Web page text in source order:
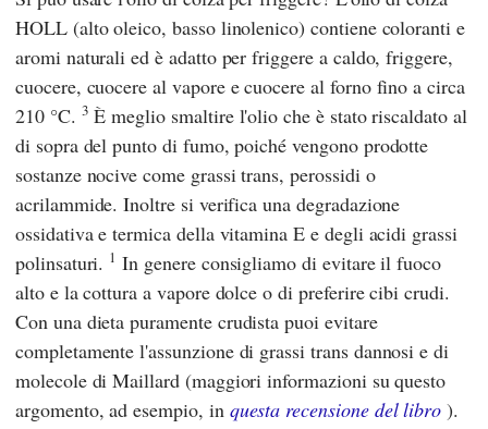
HOLL (alto oleico, basso linolenico) contiene coloranti e
aromi naturali ed è adatto per friggere a caldo, friggere,
cuocere, cuocere al vapore e cuocere al forno fino a circa
210 °C. 3 È meglio smaltire l'olio che è stato riscaldato al
di sopra del punto di fumo, poiché vengono prodotte
sostanze nocive come grassi trans, perossidi o
acrilammide. Inoltre si verifica una degradazione
ossidativa e termica della vitamina E e degli acidi grassi
polinsaturi. 1 In genere consigliamo di evitare il fuoco
alto e la cottura a vapore dolce o di preferire cibi crudi.
Con una dieta puramente crudista puoi evitare
completamente l'assunzione di grassi trans dannosi e di
molecole di Maillard (maggiori informazioni su questo
argomento, ad esempio, in questa recensione del libro ).